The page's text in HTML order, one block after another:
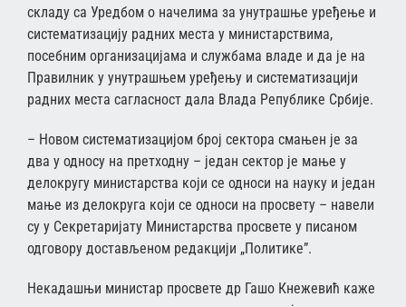
складу са Уредбом о начелима за унутрашње уређење и
систематизацију радних места у министарствима,
посебним организацијама и службама владе и да је на
Правилник у унутрашњем уређењу и систематизацији
радних места сагласност дала Влада Републике Србије.
– Новом систематизацијом број сектора смањен је за
два у односу на претходну – један сектор је мање у
делокругу министарства који се односи на науку и један
мање из делокруга који се односи на просвету – навели
су у Секретаријату Министарства просвете у писаном
одговору достављеном редакцији „Политике”.
Некадашњи министар просвете др Гашо Кнежевић каже